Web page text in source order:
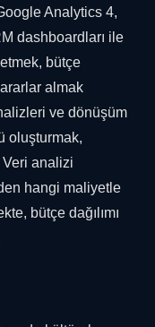
Analytics 4,
dashboardları ile
bütçe
almak
ve dönüşüm
oluşturmak,
Veri analizi
hangi maliyetle
bütçe dağılımı